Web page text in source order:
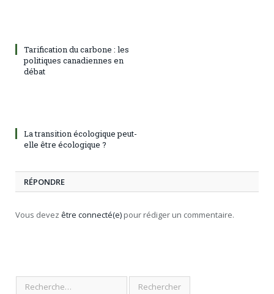
Tarification du carbone : les
politiques canadiennes en
débat
La transition écologique peut-
elle être écologique ?
RÉPONDRE
Vous devez être connecté(e) pour rédiger un commentaire.